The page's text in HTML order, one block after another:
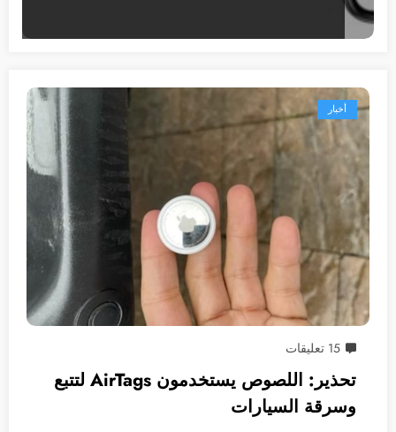
أخبار
15 تعليقات
تحذير: اللصوص يستخدمون AirTags لتتبع
وسرقة السيارات